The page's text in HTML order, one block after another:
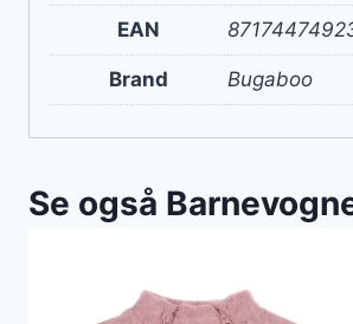
EAN
Brand Bugaboo
Se også